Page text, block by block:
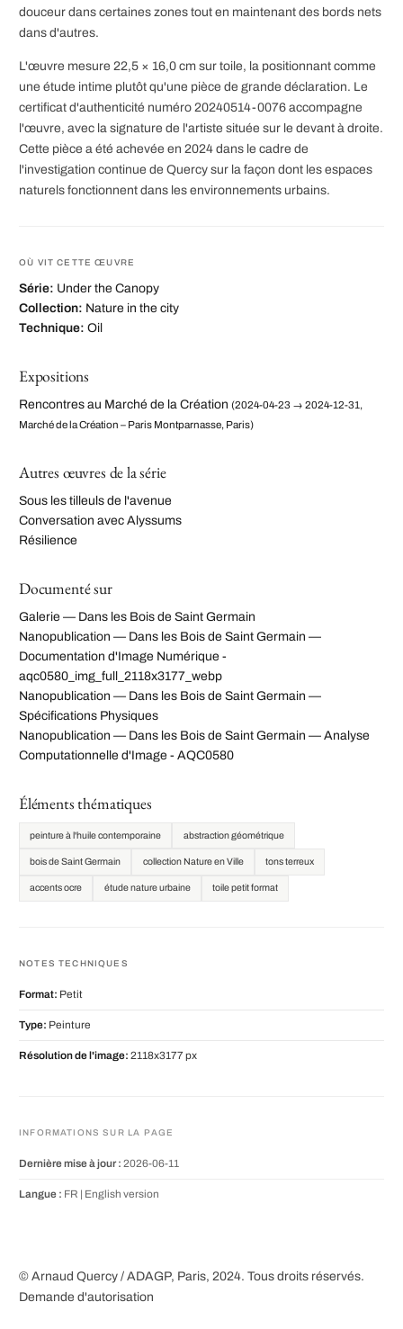
douceur dans certaines zones tout en maintenant des bords nets
dans d'autres.
L'œuvre mesure 22,5 × 16,0 cm sur toile, la positionnant comme
une étude intime plutôt qu'une pièce de grande déclaration. Le
certificat d'authenticité numéro 20240514-0076 accompagne
l'œuvre, avec la signature de l'artiste située sur le devant à droite.
Cette pièce a été achevée en 2024 dans le cadre de
l'investigation continue de Quercy sur la façon dont les espaces
naturels fonctionnent dans les environnements urbains.
OÙ VIT CETTE ŒUVRE
Série: Under the Canopy
Collection: Nature in the city
Technique: Oil
Expositions
Rencontres au Marché de la Création (2024-04-23 → 2024-12-31,
Marché de la Création – Paris Montparnasse, Paris)
Autres œuvres de la série
Sous les tilleuls de l'avenue
Conversation avec Alyssums
Résilience
Documenté sur
Galerie — Dans les Bois de Saint Germain
Nanopublication — Dans les Bois de Saint Germain —
Documentation d'Image Numérique -
aqc0580_img_full_2118x3177_webp
Nanopublication — Dans les Bois de Saint Germain —
Spécifications Physiques
Nanopublication — Dans les Bois de Saint Germain — Analyse
Computationnelle d'Image - AQC0580
Éléments thématiques
peinture à l'huile contemporaine abstraction géométrique
bois de Saint Germain collection Nature en Ville tons terreux
accents ocre étude nature urbaine toile petit format
NOTES TECHNIQUES
Format: Petit
Type: Peinture
Résolution de l'image: 2118x3177 px
INFORMATIONS SUR LA PAGE
Dernière mise à jour : 2026-06-11
Langue : FR | English version
© Arnaud Quercy / ADAGP, Paris, 2024. Tous droits réservés.
Demande d'autorisation